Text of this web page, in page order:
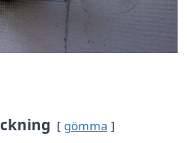
gömma